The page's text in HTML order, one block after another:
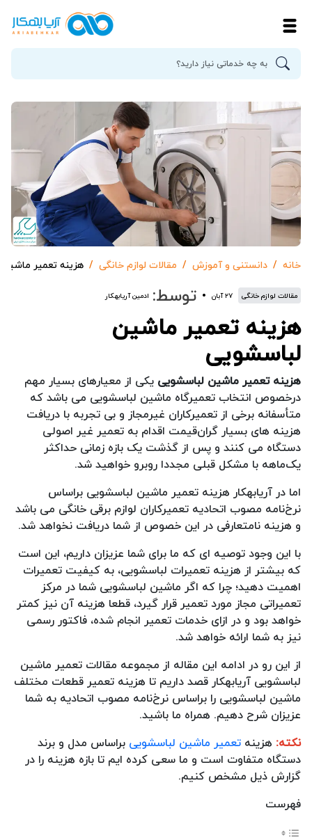
خانه دانستنی و آموزش مقالات لوازم خانگی هزینه تعمیر
مقالات لوازم خانگی ۲۷ آبان توسط: ادمین آریابهکار
هزینه تعمیر ماشین
لباسشویی
هزینه تعمیر ماشین لباسشویی یکی از معیارهای بسیار مهم
درخصوص انتخاب تعمیرگاه ماشین لباسشویی می باشد که
متأسفانه برخی از تعمیرکاران غیرمجاز و بی تجربه با دریافت
هزینه های بسیار گران‌قیمت اقدام به تعمیر غیر اصولی
دستگاه می کنند و پس از گذشت یک بازه زمانی حداکثر
یک‌ماهه با مشکل قبلی مجددا روبرو خواهید شد.
اما در آریابهکار هزینه تعمیر ماشین لباسشویی براساس
نرخ‌نامه مصوب اتحادیه تعمیرکاران لوازم برقی خانگی می باشد
و هزینه نامتعارفی در این خصوص از شما دریافت نخواهد شد.
با این وجود توصیه ای که ما برای شما عزیزان داریم، این است
که بیشتر از هزینه تعمیرات لباسشویی، به کیفیت تعمیرات
اهمیت دهید؛ چرا که اگر ماشین لباسشویی شما در مرکز
تعمیراتی مجاز مورد تعمیر قرار گیرد، قطعا هزینه آن نیز کمتر
خواهد بود و در ازای خدمات تعمیر انجام شده، فاکتور رسمی
نیز به شما ارائه خواهد شد.
از این رو در ادامه این مقاله از مجموعه مقالات تعمیر ماشین
لباسشویی آریابهکار قصد داریم تا هزینه تعمیر قطعات مختلف
ماشین لباسشویی را براساس نرخ‌نامه مصوب اتحادیه به شما
عزیزان شرح دهیم. همراه ما باشید.
نکته: هزینه تعمیر ماشین لباسشویی براساس مدل و برند
دستگاه متفاوت است و ما سعی کرده ایم تا بازه هزینه را در
گزارش ذیل مشخص کنیم.
فهرست